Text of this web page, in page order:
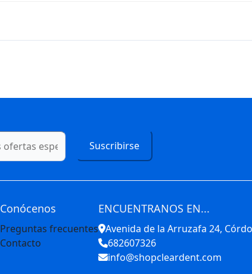
Suscribirse
Conócenos
Preguntas frecuentes
Contacto
ENCUENTRANOS EN...
Avenida de la Arruzafa 24,
682607326
info@shopcleardent.com